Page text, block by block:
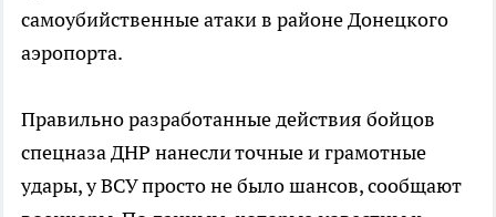
самоубийственные атаки в районе Донецкого
аэропорта.
Правильно разработанные действия бойцов
спецназа ДНР нанесли точные и грамотные
удары, у ВСУ просто не было шансов, сообщают